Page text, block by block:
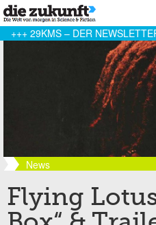
+++ 29KMS – DER
News
Flying